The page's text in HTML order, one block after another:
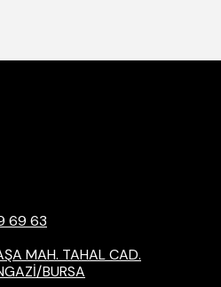
69 63
MAH. TAHAL CAD.
BURSA